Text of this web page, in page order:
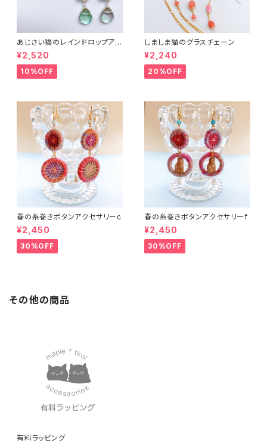
あじさい猫のレインドロップアク
セサリー２
¥2,520
10%OFF
しましま猫のグラスチェーン
¥2,240
20%OFF
春の糸巻きボタンアクセサリーc
¥2,450
30%OFF
春の糸巻きボタンアクセサリーf
¥2,450
30%OFF
その他の商品
有料ラッピング